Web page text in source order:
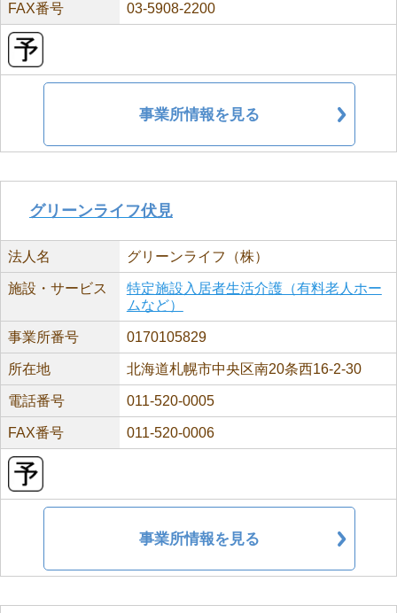
FAX番号 03-5908-2200
事業所情報を見る
グリーンライフ伏見
法人名 グリーンライフ（株）
施設・サービス
特定施設入居者生活介護（有料老人ホー
ムなど）
事業所番号 0170105829
所在地 北海道札幌市中央区南20条西16-2-30
電話番号 011-520-0005
FAX番号 011-520-0006
事業所情報を見る